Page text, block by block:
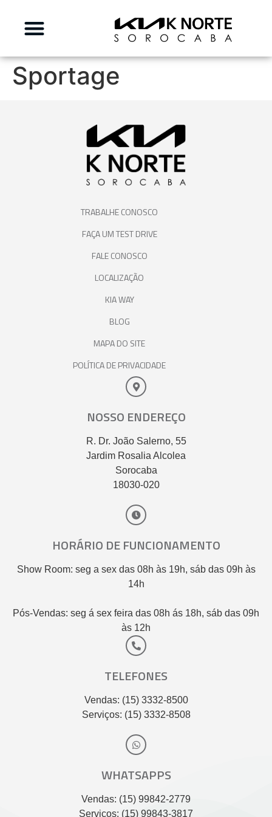
Sportage
TRABALHE CONOSCO
FAÇA UM TEST DRIVE
FALE CONOSCO
LOCALIZAÇÃO
KIA WAY
BLOG
MAPA DO SITE
POLÍTICA DE PRIVACIDADE
NOSSO ENDEREÇO
R. Dr. João Salerno, 55
Jardim Rosalia Alcolea
Sorocaba
18030-020
HORÁRIO DE FUNCIONAMENTO
Show Room: seg a sex das 08h às 19h, sáb das 09h às
14h
Pós-Vendas: seg á sex feira das 08h ás 18h, sáb das 09h
às 12h
TELEFONES
Vendas: (15) 3332-8500
Serviços: (15) 3332-8508
WHATSAPPS
Vendas: (15) 99842-2779
Serviços: (15) 99843-3817